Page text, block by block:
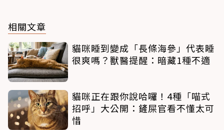
相關文章
貓咪睡到變成「長條海參」代表睡
很爽嗎？獸醫提醒：暗藏1種不適
貓咪正在跟你說哈囉！4種「喵式
招呼」大公開：鏟屎官看不懂太可
惜